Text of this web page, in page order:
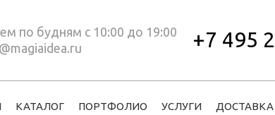
по будням с 10:00 до 19:00
+7 495
КАТАЛОГ ПОРТФОЛИО УСЛУГИ